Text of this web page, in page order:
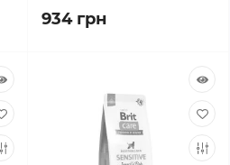
934 грн